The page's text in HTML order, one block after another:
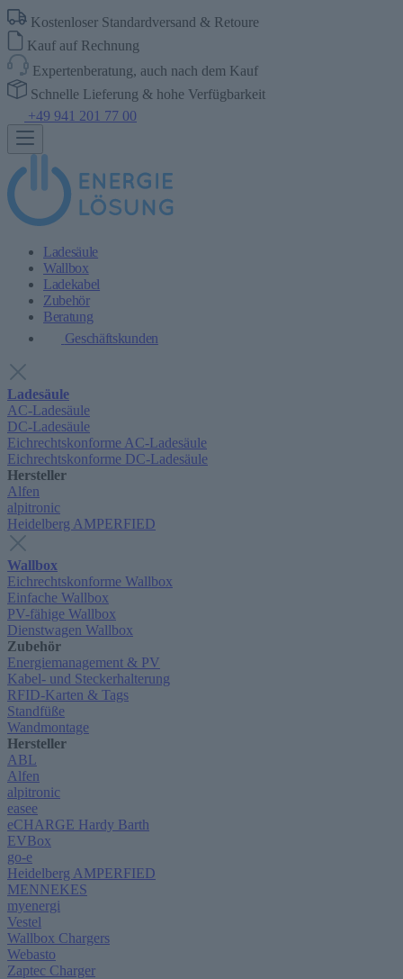
Kostenloser Standardversand & Retoure
Kauf auf Rechnung
Expertenberatung, auch nach dem Kauf
Schnelle Lieferung & hohe Verfügbarkeit
+49 941 201 77 00
Ladesäule
Wallbox
Ladekabel
Zubehör
Beratung
Geschäftskunden
Ladesäule
AC-Ladesäule
DC-Ladesäule
Eichrechtskonforme AC-Ladesäule
Eichrechtskonforme DC-Ladesäule
Hersteller
Alfen
alpitronic
Heidelberg AMPERFIED
Wallbox
Eichrechtskonforme Wallbox
Einfache Wallbox
PV-fähige Wallbox
Dienstwagen Wallbox
Zubehör
Energiemanagement & PV
Kabel- und Steckerhalterung
RFID-Karten & Tags
Standfüße
Wandmontage
Hersteller
ABL
Alfen
alpitronic
easee
eCHARGE Hardy Barth
EVBox
go-e
Heidelberg AMPERFIED
MENNEKES
myenergi
Vestel
Wallbox Chargers
Webasto
Zaptec Charger